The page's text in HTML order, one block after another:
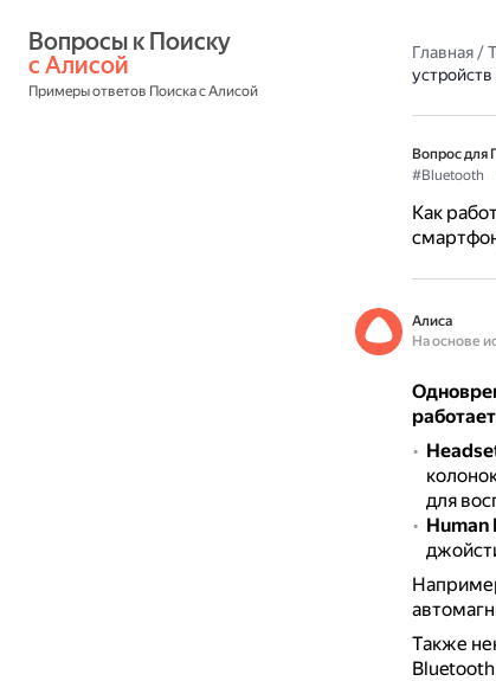
с Алисой
Примеры ответов Поиска с Алисой
Главная/
Вопрос для
#Bluetooth
Как
Алиса
На основе
для
Human
Также